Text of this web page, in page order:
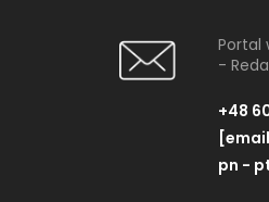
Portal
-
+48
pn -